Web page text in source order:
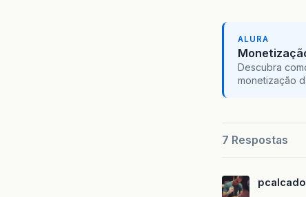
ALURA
Descubra
monetização
7 Respostas
pcalcado